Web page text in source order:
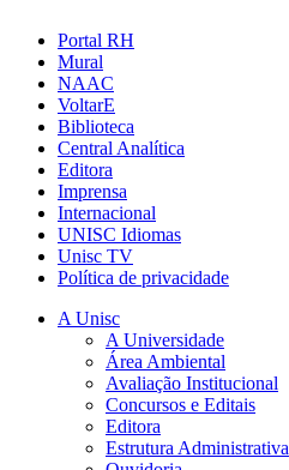
Portal RH
Mural
NAAC
VoltarE
Biblioteca
Central Analítica
Editora
Imprensa
Internacional
UNISC Idiomas
Unisc TV
Política de privacidade
A Unisc
A Universidade
Área Ambiental
Avaliação Institucional
Concursos e Editais
Editora
Estrutura Administrativa